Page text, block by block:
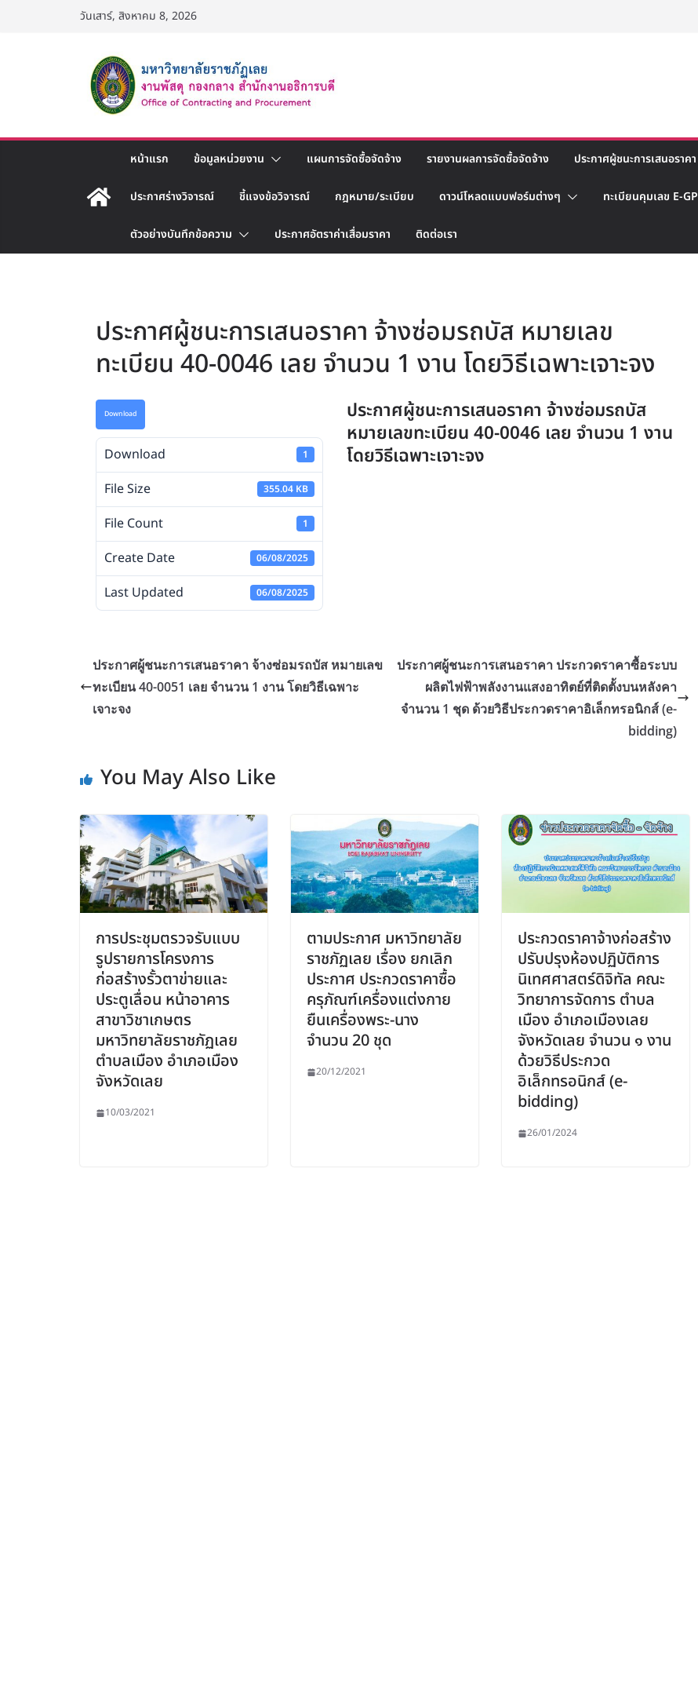
วันเสาร์, สิงหาคม 8, 2026
หน้าแรก ข้อมูลหน่วยงาน แผนการจัดซื้อจัดจ้าง รายงานผลการจัดซื้อจัดจ้าง ประกาศผู้ชนะการเสนอราคา
ประกาศร่างวิจารณ์ ชี้แจงข้อวิจารณ์ กฎหมาย/ระเบียบ ดาวน์โหลดแบบฟอร์มต่างๆ ทะเบียนคุมเลข E-GP
ตัวอย่างบันทึกข้อความ ประกาศอัตราค่าเสื่อมราคา ติดต่อเรา
ประกาศผู้ชนะการเสนอราคา จ้างซ่อมรถบัส หมายเลข
ทะเบียน 40-0046 เลย จำนวน 1 งาน โดยวิธีเฉพาะเจาะจง
Download
Download 1
File Size 355.04 KB
File Count 1
Create Date 06/08/2025
Last Updated 06/08/2025
ประกาศผู้ชนะการเสนอราคา จ้างซ่อมรถบัส
หมายเลขทะเบียน 40-0046 เลย จำนวน 1 งาน
โดยวิธีเฉพาะเจาะจง
ประกาศผู้ชนะการเสนอราคา จ้างซ่อมรถบัส หมายเลข
ทะเบียน 40-0051 เลย จำนวน 1 งาน โดยวิธีเฉพาะ
เจาะจง
ประกาศผู้ชนะการเสนอราคา ประกวดราคาซื้อระบบ
ผลิตไฟฟ้าพลังงานแสงอาทิตย์ที่ติดตั้งบนหลังคา
จำนวน 1 ชุด ด้วยวิธีประกวดราคาอิเล็กทรอนิกส์ (e-
bidding)
You May Also Like
การประชุมตรวจรับแบบ
รูปรายการโครงการ
ก่อสร้างรั้วตาข่ายและ
ประตูเลื่อน หน้าอาคาร
สาขาวิชาเกษตร
มหาวิทยาลัยราชภัฏเลย
ตำบลเมือง อำเภอเมือง
จังหวัดเลย
10/03/2021
ตามประกาศ มหาวิทยาลัย
ราชภัฏเลย เรื่อง ยกเลิก
ประกาศ ประกวดราคาซื้อ
ครุภัณฑ์เครื่องแต่งกาย
ยืนเครื่องพระ-นาง
จำนวน 20 ชุด
20/12/2021
ประกวดราคาจ้างก่อสร้าง
ปรับปรุงห้องปฏิบัติการ
นิเทศศาสตร์ดิจิทัล คณะ
วิทยาการจัดการ ตำบล
เมือง อำเภอเมืองเลย
จังหวัดเลย จำนวน ๑ งาน
ด้วยวิธีประกวด
อิเล็กทรอนิกส์ (e-
bidding)
26/01/2024